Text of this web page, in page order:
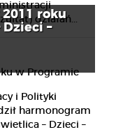
działań...
roku
–
i Polityki
harmonogram
– Dzieci –